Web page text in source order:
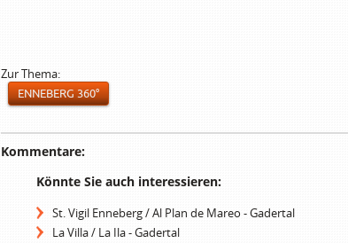
Zur Thema:
ENNEBERG 360°
Kommentare:
Könnte Sie auch interessieren:
St. Vigil Enneberg / Al Plan de Mareo - Gadertal
La Villa / La Ila - Gadertal